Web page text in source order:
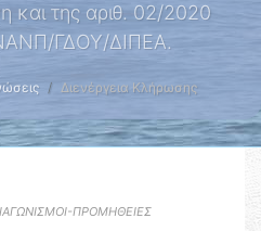
και της αριθ. 02/2020
ΓΔΟΥ/ΔΙΠΕΑ.
Διενέργεια Κλήρωσης
ΠΡΟΜΗΘΕΙΕΣ